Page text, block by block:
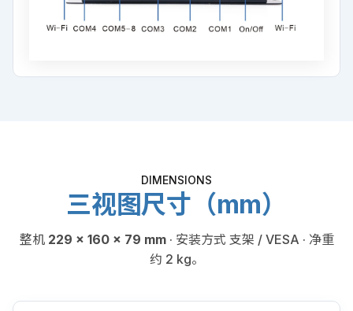
DIMENSIONS
三视图尺寸（mm）
整机 229 × 160 × 79 mm· 安装方式 支架 / VESA · 净重
约 2 kg。